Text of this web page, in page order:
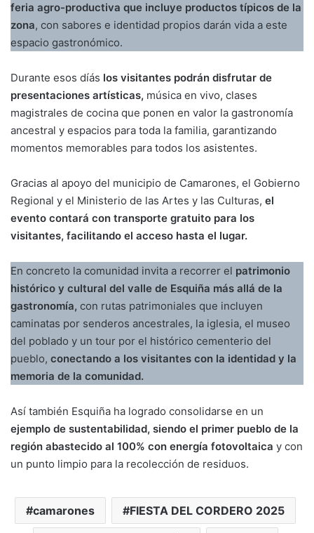
feria agro-productiva que incluye productos típicos de la
zona, con sabores e identidad propios darán vida a este
espacio gastronómico.
Durante esos díás los visitantes podrán disfrutar de
presentaciones artísticas, música en vivo, clases
magistrales de cocina que ponen en valor la gastronomía
ancestral y espacios para toda la familia, garantizando
momentos memorables para todos los asistentes.
Gracias al apoyo del municipio de Camarones, el Gobierno
Regional y el Ministerio de las Artes y las Culturas, el
evento contará con transporte gratuito para los
visitantes, facilitando el acceso hasta el lugar.
En concreto la comunidad invita a recorrer el patrimonio
histórico y cultural del valle de Esquiña más allá de la
gastronomía, con rutas patrimoniales que incluyen
caminatas por senderos ancestrales, la iglesia, el museo
del poblado y un tour por el histórico cementerio del
pueblo, conectando a los visitantes con la identidad y la
memoria de la comunidad.
Así también Esquiña ha logrado consolidarse en un
ejemplo de sustentabilidad, siendo el primer pueblo de la
región abastecido al 100% con energía fotovoltaica y con
un punto limpio para la recolección de residuos.
camarones FIESTA DEL CORDERO 2025